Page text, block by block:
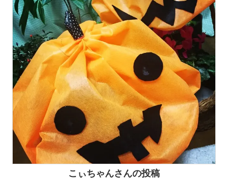
こぃちゃんさんの投稿